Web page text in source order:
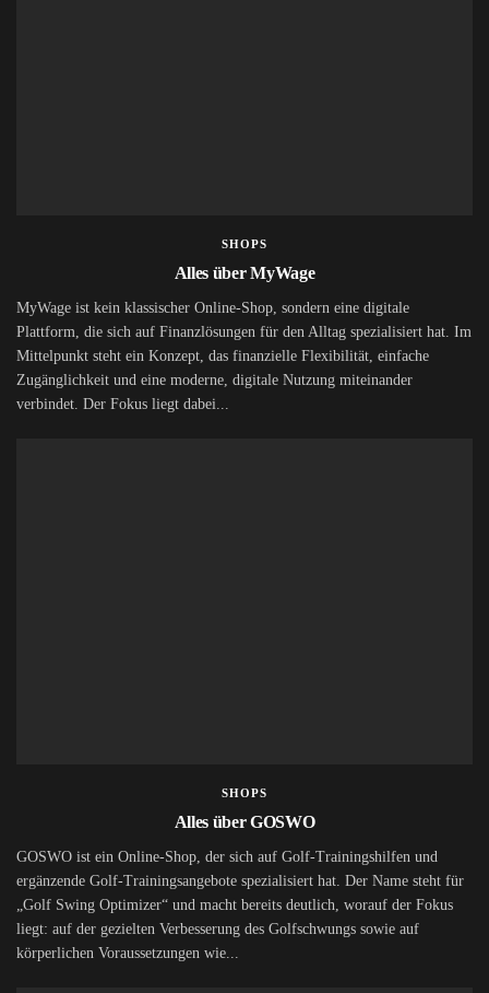
SHOPS
Alles über MyWage
MyWage ist kein klassischer Online-Shop, sondern eine digitale
Plattform, die sich auf Finanzlösungen für den Alltag spezialisiert hat. Im
Mittelpunkt steht ein Konzept, das finanzielle Flexibilität, einfache
Zugänglichkeit und eine moderne, digitale Nutzung miteinander
verbindet. Der Fokus liegt dabei...
SHOPS
Alles über GOSWO
GOSWO ist ein Online-Shop, der sich auf Golf-Trainingshilfen und
ergänzende Golf-Trainingsangebote spezialisiert hat. Der Name steht für
„Golf Swing Optimizer“ und macht bereits deutlich, worauf der Fokus
liegt: auf der gezielten Verbesserung des Golfschwungs sowie auf
körperlichen Voraussetzungen wie...